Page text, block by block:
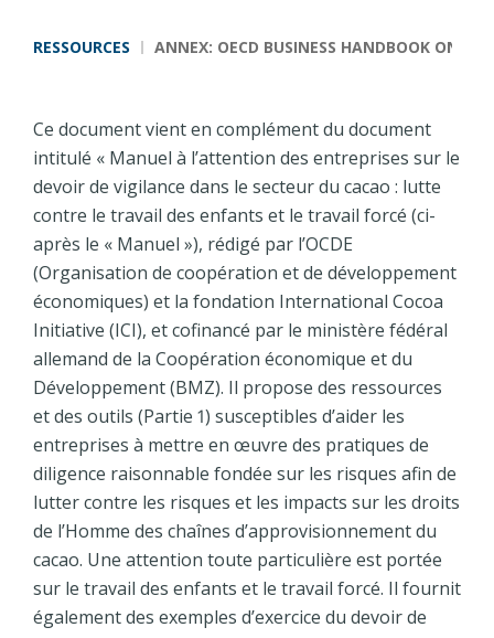
Fil d'Ariane
RESSOURCES ANNEX: OECD BUSINESS HANDBOOK ON
Ce document vient en complément du document
intitulé « Manuel à l’attention des entreprises sur le
devoir de vigilance dans le secteur du cacao : lutte
contre le travail des enfants et le travail forcé (ci-
après le « Manuel »), rédigé par l’OCDE
(Organisation de coopération et de développement
économiques) et la fondation International Cocoa
Initiative (ICI), et cofinancé par le ministère fédéral
allemand de la Coopération économique et du
Développement (BMZ). Il propose des ressources
et des outils (Partie 1) susceptibles d’aider les
entreprises à mettre en œuvre des pratiques de
diligence raisonnable fondée sur les risques afin de
lutter contre les risques et les impacts sur les droits
de l’Homme des chaînes d’approvisionnement du
cacao. Une attention toute particulière est portée
sur le travail des enfants et le travail forcé. Il fournit
également des exemples d’exercice du devoir de